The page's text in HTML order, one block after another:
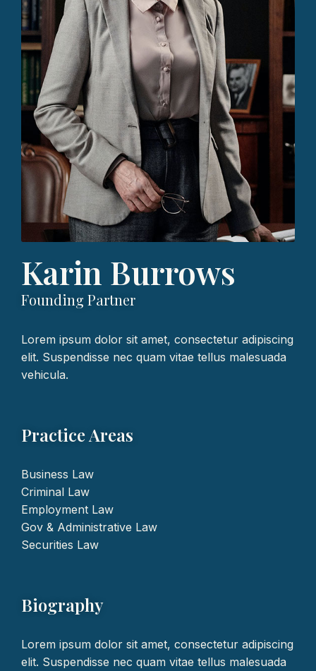
Karin Burrows
Founding Partner
Lorem ipsum dolor sit amet, consectetur adipiscing
elit. Suspendisse nec quam vitae tellus malesuada
vehicula.
Practice Areas
Business Law
Criminal Law
Employment Law
Gov & Administrative Law
Securities Law
Biography
Lorem ipsum dolor sit amet, consectetur adipiscing
elit. Suspendisse nec quam vitae tellus malesuada